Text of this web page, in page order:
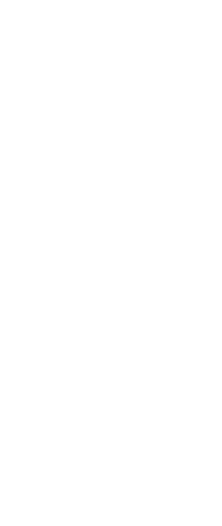
「水頭症」の概要を知っていただくことができます。